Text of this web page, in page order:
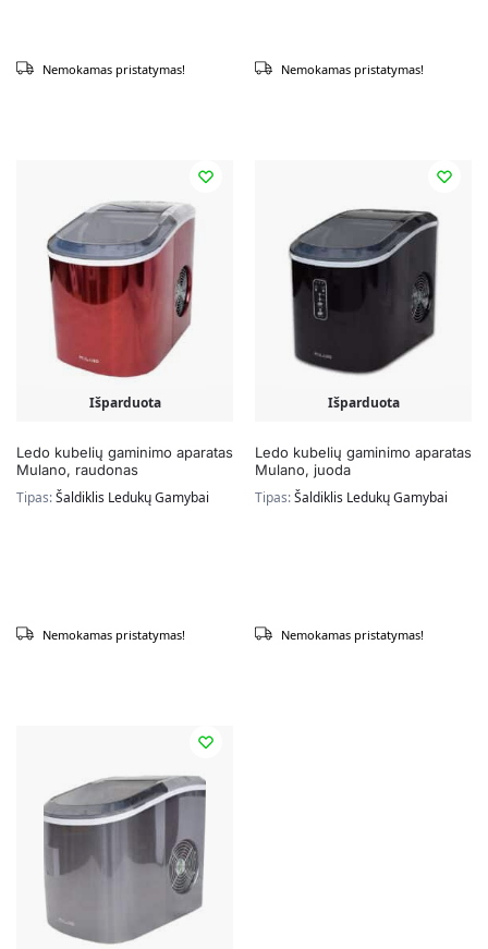
Nemokamas pristatymas! Nemokamas pristatymas!
Išparduota
Ledo kubelių gaminimo aparatas
Mulano, raudonas
Tipas:Šaldiklis Ledukų Gamybai
Nemokamas pristatymas!
Išparduota
Ledo kubelių gaminimo aparatas
Mulano, juoda
Tipas:Šaldiklis Ledukų Gamybai
Nemokamas pristatymas!